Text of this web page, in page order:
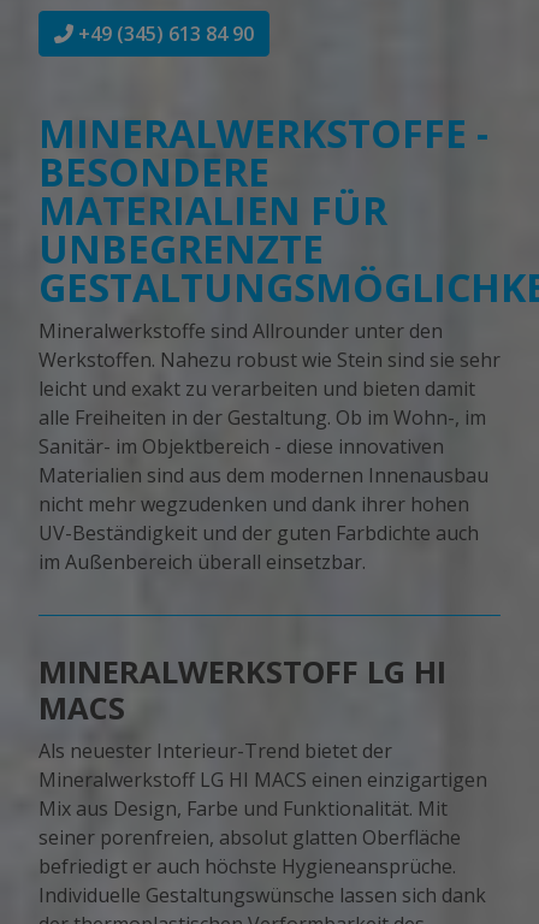
+49 (345) 613 84 90
MINERALWERKSTOFFE -
BESONDERE
MATERIALIEN FÜR
UNBEGRENZTE
Mineralwerkstoffe sind Allrounder unter den
Werkstoffen. Nahezu robust wie Stein sind sie sehr
leicht und exakt zu verarbeiten und bieten damit
alle Freiheiten in der Gestaltung. Ob im Wohn-, im
Sanitär- im Objektbereich - diese innovativen
Materialien sind aus dem modernen Innenausbau
nicht mehr wegzudenken und dank ihrer hohen
UV-Beständigkeit und der guten Farbdichte auch
im Außenbereich überall einsetzbar.
MINERALWERKSTOFF LG HI
MACS
Als neuester Interieur-Trend bietet der
Mineralwerkstoff LG HI MACS einen einzigartigen
Mix aus Design, Farbe und Funktionalität. Mit
seiner porenfreien, absolut glatten Oberfläche
befriedigt er auch höchste Hygieneansprüche.
Individuelle Gestaltungswünsche lassen sich dank